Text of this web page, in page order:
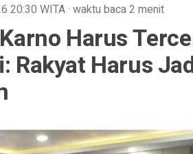
20:30 WITA· waktu baca 2 menit
Harus
Rakyat Harus